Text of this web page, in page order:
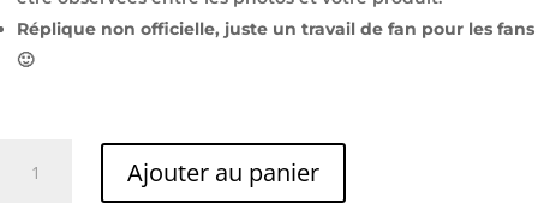
Réplique non officielle, juste un travail de fan pour les fans
🙂
Ajouter au panier